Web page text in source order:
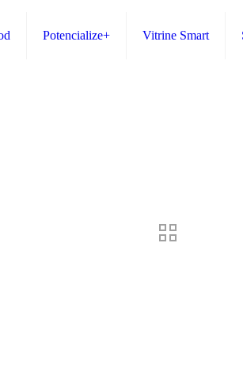
Potencialize+ Vitrine Smart